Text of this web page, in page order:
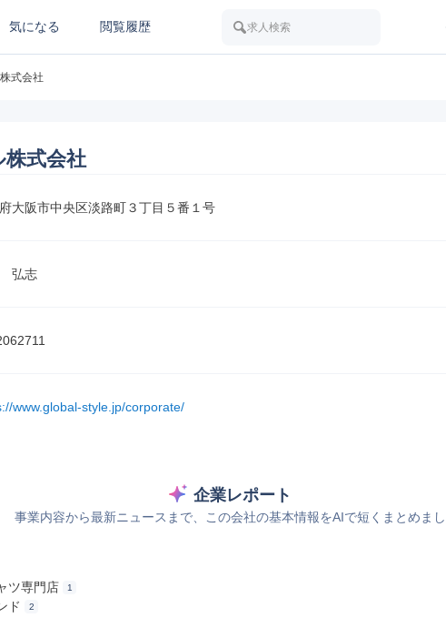
気になる 閲覧履歴 求人検索
式会社
式会社
大阪市中央区淡路町３丁目５番１号
弘志
www.global-style.jp/corporate/
企業レポート
事業内容から最新ニュースまで、この会社の基本情報をAIで短くまとめま
ツ専門店 1
ド 2